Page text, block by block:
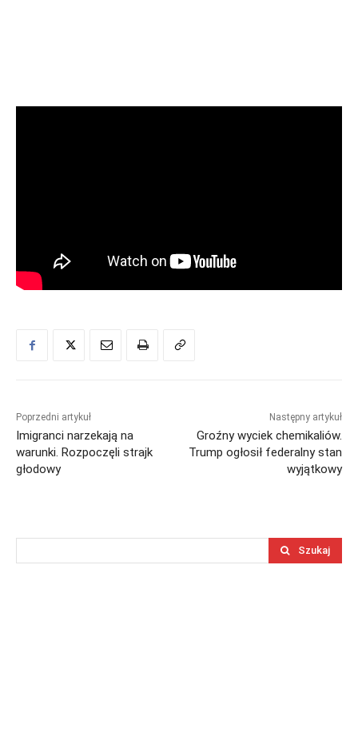
Poprzedni artykuł
Imigranci narzekają na
warunki. Rozpoczęli strajk
głodowy
Następny artykuł
Groźny wyciek chemikaliów.
Trump ogłosił federalny stan
wyjątkowy
Szukaj